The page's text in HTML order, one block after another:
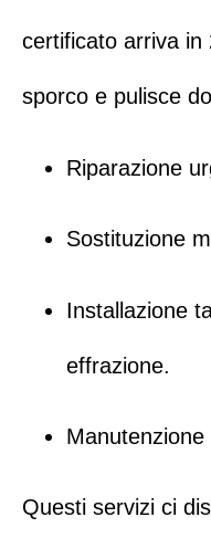
certificato arriva in
sporco e pulisce
Riparazione
Sostituzione
Installazione
effrazione.
Questi servizi ci